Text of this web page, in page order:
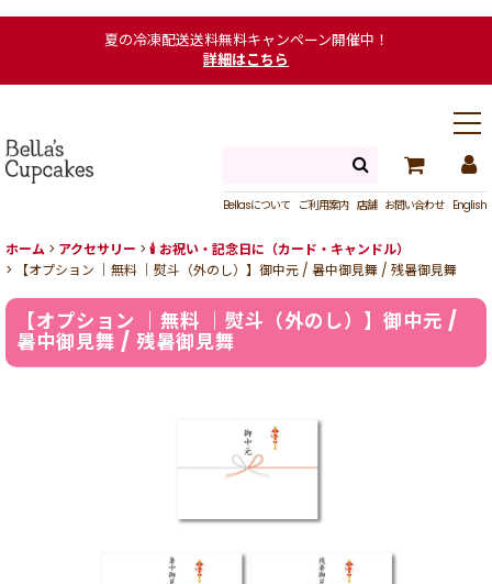
夏の冷凍配送送料無料キャンペーン開催中！
詳細はこちら
Bellasについて ご利用案内 店舗 お問い合わせ English
ホーム > アクセサリー > 🕯 お祝い・記念日に（カード・キャンドル）
>
【オプション ｜無料 ｜熨斗（外のし）】御中元 / 暑中御見舞 / 残暑御見舞
【オプション ｜無料 ｜熨斗（外のし）】御中元 /
暑中御見舞 / 残暑御見舞